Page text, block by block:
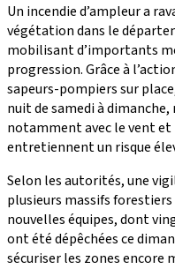
Un incendie d’ampleur a
végétation dans le
mobilisant d’importants
progression. Grâce à
sapeurs-pompiers sur
nuit de samedi à
notamment avec le vent et
entretiennent un risque
Selon les autorités, une
plusieurs massifs
nouvelles équipes, dont
ont été dépêchées ce
sécuriser les zones encore